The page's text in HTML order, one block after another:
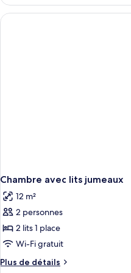
Double
type
de
Chambre avec lits jumeaux
12 m²
2 personnes
2 lits 1 place
Wi-Fi gratuit
Plus de détails
Plus